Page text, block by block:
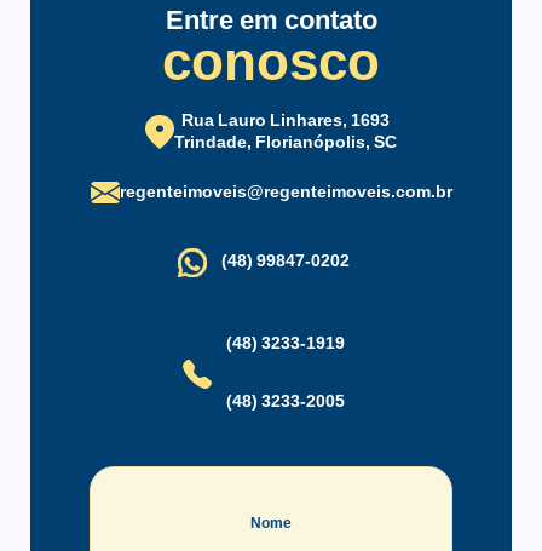
Salão de FestasEntre em contato
conosco
Rua Lauro Linhares, 1693
Trindade, Florianópolis, SC
regenteimoveis@regenteimoveis.com.br
(48) 99847-0202
(48) 3233-1919
(48) 3233-2005
Nome